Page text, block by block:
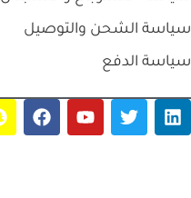
سياسة الشحن والتوصيل
سياسة الدفع